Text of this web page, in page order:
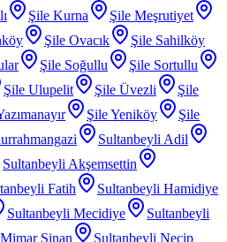
Şile Kurna
Şile Meşrutiyet
Şile Ovacık
Şile Sahilköy
Şile Soğullu
Şile Sortullu
Şile Ulupelit Şile Üvezli
Şile
Şile Yeniköy
Şile
Sultanbeyli Adil
Sultanbeyli Akşemsettin
Fatih
Sultanbeyli Hamidiye
Sultanbeyli Mecidiye
Sultanbeyli
Sinan
Sultanbeyli Necip